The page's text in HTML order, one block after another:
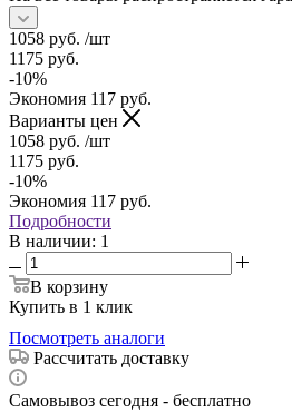
1058 руб. /шт
1175 руб.
-10%
Экономия 117 руб.
Варианты цен
1058 руб. /шт
1175 руб.
-10%
Экономия 117 руб.
Подробности
В наличии: 1
В корзину
Купить в 1 клик
Посмотреть аналоги
Рассчитать доставку
Самовывоз сегодня - бесплатно